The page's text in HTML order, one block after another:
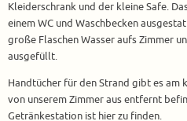
Kleiderschrank und der kleine Safe.
einem WC und Waschbecken
große Flaschen Wasser aufs Zimmer
ausgefüllt.
Handtücher für den Strand gibt es am
von unserem Zimmer aus entfernt
Getränkestation ist hier zu finden.